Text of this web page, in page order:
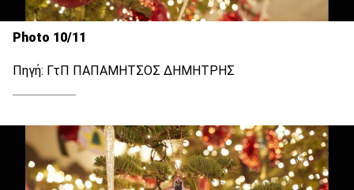
Photo 10/11
Πηγή: ΓτΠ ΠΑΠΑΜΗΤΣΟΣ ΔΗΜΗΤΡΗΣ